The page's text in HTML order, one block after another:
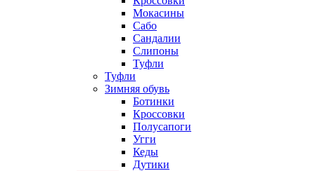
Мокасины
Сабо
Сандалии
Слипоны
Туфли
Туфли
Зимняя обувь
Ботинки
Кроссовки
Полусапоги
Угги
Кеды
Дутики